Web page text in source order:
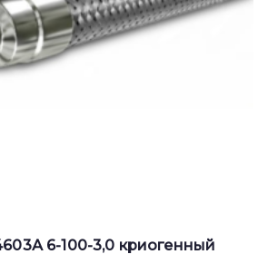
6-100-3,0 криогенный